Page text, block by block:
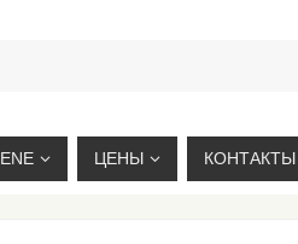
ЦЕНЫ КОНТАКТЫ